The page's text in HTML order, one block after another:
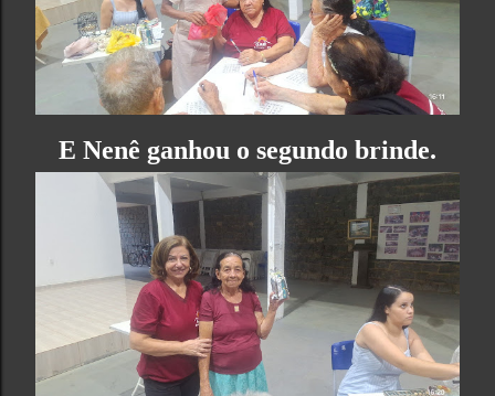
E Nenê ganhou o segundo brinde.